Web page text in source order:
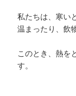
私たちは、寒い
温まったり、飲
このとき、熱を
す。